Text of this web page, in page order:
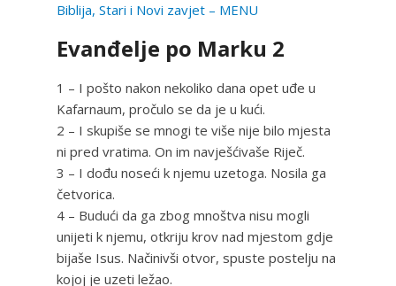
Biblija, Stari i Novi zavjet – MENU
Evanđelje po Marku 2
1 – I pošto nakon nekoliko dana opet uđe u
Kafarnaum, pročulo se da je u kući.
2 – I skupiše se mnogi te više nije bilo mjesta
ni pred vratima. On im navješćivaše Riječ.
3 – I dođu noseći k njemu uzetoga. Nosila ga
četvorica.
4 – Budući da ga zbog mnoštva nisu mogli
unijeti k njemu, otkriju krov nad mjestom gdje
bijaše Isus. Načinivši otvor, spuste postelju na
kojoj je uzeti ležao.